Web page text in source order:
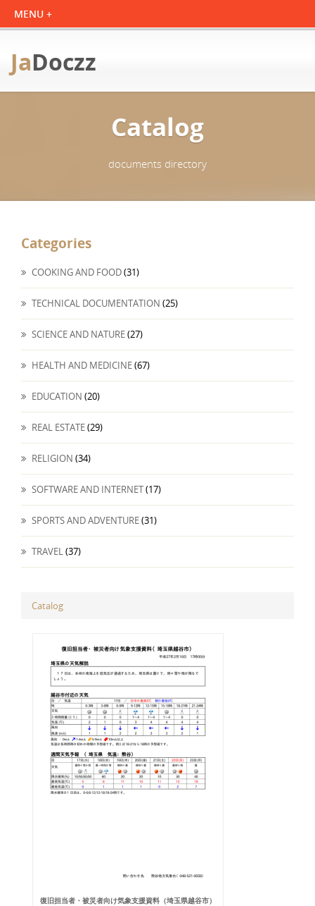
JaDoczz
Catalog
documents directory
Categories
COOKING AND FOOD(31)
TECHNICAL DOCUMENTATION (25)
SCIENCE AND NATURE(27)
HEALTH AND MEDICINE(67)
EDUCATION (20)
REAL ESTATE(29)
RELIGION (34)
SOFTWARE AND INTERNET(17)
SPORTS AND ADVENTURE(31)
TRAVEL(37)
Catalog
復旧担当者・被災者向け気象支援資料（埼玉県越谷市）